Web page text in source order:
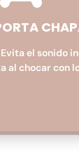
el sonido
al chocar con